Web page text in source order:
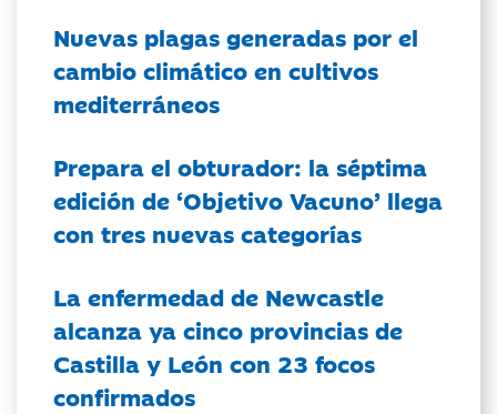
Nuevas plagas generadas por el
cambio climático en cultivos
mediterráneos
Prepara el obturador: la séptima
edición de ‘Objetivo Vacuno’ llega
con tres nuevas categorías
La enfermedad de Newcastle
alcanza ya cinco provincias de
Castilla y León con 23 focos
confirmados